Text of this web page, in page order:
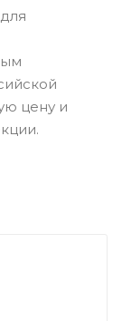
цену и